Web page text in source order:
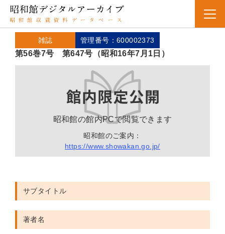
雑誌 管理番号：600002373
第56巻7号 第647号（昭和16年7月1日）
昭和館の館内PCで閲覧できます
昭和館のご案内：
https://www.showakan.go.jp/
サブタイトル
著者名